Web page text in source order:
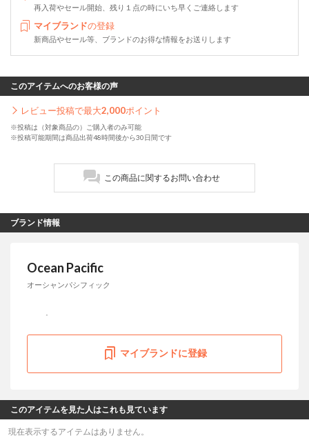
再入荷やセール開始、残り１点の時にいち早くご連絡します
マイブランドの登録
新商品やセール等、ブランドのお得な情報をお送りします
このアイテムへのお客様の声
レビュー投稿で最大2,000ポイント
※投稿は（対象商品の）ご購入者のみ可能
※投稿可能期間は商品出荷48時間後から30日間です
この商品に関するお問い合わせ
ブランド情報
Ocean Pacific
オーシャンパシフィック
マイブランドに登録
このアイテムを見た人はこれも見ています
現在表示するアイテムはありません。